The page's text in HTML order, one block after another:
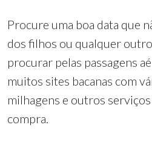
Procure uma boa data que
dos filhos ou qualquer
procurar pelas passagens
muitos sites bacanas com
milhagens e outros
compra.